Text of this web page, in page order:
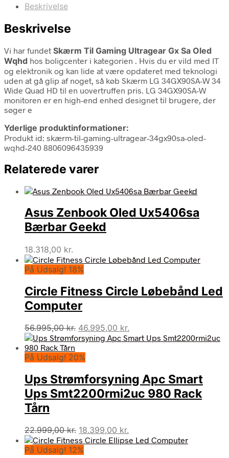
Beskrivelse
Beskrivelse
Vi har fundet Skærm Til Gaming Ultragear Gx Sa Oled
Wqhd hos boligcenter i kategorien . Hvis du er vild med IT
og elektronik og kan lide at være opdateret med teknologi
uden at gå glip af noget, så køb Skærm LG 34GX90SA-W 34
Wide Quad HD til en uovertruffen pris. LG 34GX90SA-W
monitoren er en high-end enhed designet til brugere, der
søger e
Yderlige produktinformationer:
Produkt id: skærm-til-gaming-ultragear-34gx90sa-oled-
wqhd-240 8806096435939
Relaterede varer
Asus Zenbook Oled Ux5406sa
Bærbar Geekd
18.318,00 kr.
På Udsalg! 18%
Circle Fitness Circle Løbebånd Led
Computer
56.995,00kr. Den
oprindelige
var:
46.995,00 kr.
aktuelle
På Udsalg! 20%
Ups Strømforsyning Apc Smart
Ups Smt2200rmi2uc 980 Rack
Tårn
22.999,00kr. Den
oprindelige
pris
18.399,00 kr.
aktuelle
På Udsalg! 12%